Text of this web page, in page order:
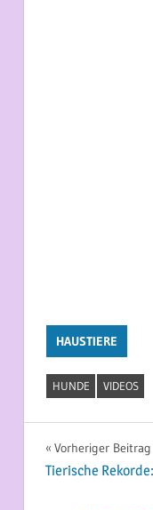
HAUSTIERE
HUNDE VIDEOS
Vorheriger Beitrag
Tierische